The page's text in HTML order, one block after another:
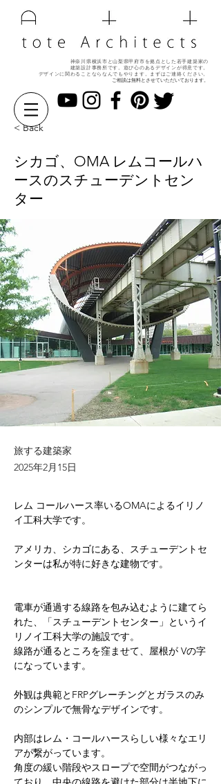
神奈川県横浜市と山梨県甲府市を拠点とした若手建築家の
建築設計事務所です。遊び心のある デザインが得意です。
デザインに関わることならなんでもやります。 まずはご連絡ください。
ご相談は無料とさせていただいております。
< Back
シカゴ、OMA レムコールハ
ースのスチューデントセン
ター
旅する建築家
2025年2月15日
レム コールハース率いるOMAによるイリノ
イ工科大学です。
アメリカ、シカゴにある、スチューデントセ
ンターは私が特に好きな建物です。
電車が通過する線路を包み込むように建てら
れた、「スチューデントセンター」というイ
リノイ工科大学の施設です。
線路が通るところを窪ませて、屋根が Vの字
になっています。
外観は典範とFRPグレーチングとガラスのみ
のシンプルで無骨なデザインです。
内部はレム・コールハースらしい様々なエリ
アが繋がっています。
角度の緩い階段やスロープで空間がつながっ